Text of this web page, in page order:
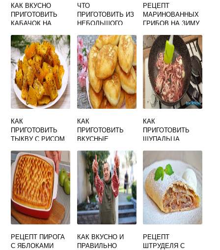
КАК ВКУСНО
ПРИГОТОВИТЬ
КАБАЧОК НА
СМЕТАНЕ С
ПОМИДОРАМИ И
ЧЕСНОКОМ
ЧТО
ПРИГОТОВИТЬ ИЗ
НЕБОЛЬШОГО
СВИНИНЫ
БЫСТРО И
ВКУСНО
РЕЦЕПТ
МАРИНОВАННЫХ
ГРИБОВ НА ЗИМУ
УКСУСОМ
ВКУСНЫЙ
ПОДОСИНОВИКИ
КАК
ПРИГОТОВИТЬ
ТЫКВУ С РИСОМ
ВКУСНО В
КАСТРЮЛЕ
КУСОЧКАМИ
КАК
ПРИГОТОВИТЬ
ВКУСНЫЕ
КАПУСТОЙ
КАК
ПРИГОТОВИТЬ
ЩУПАЛЬЦА
УСЛОВИЯХ
ВКУСНО
РЕЦЕПТ ПИРОГА
С ЯБЛОКАМИ
КАК ВКУСНО И
ПРАВИЛЬНО
РЕЦЕПТ
ШТРУДЕЛЯ С